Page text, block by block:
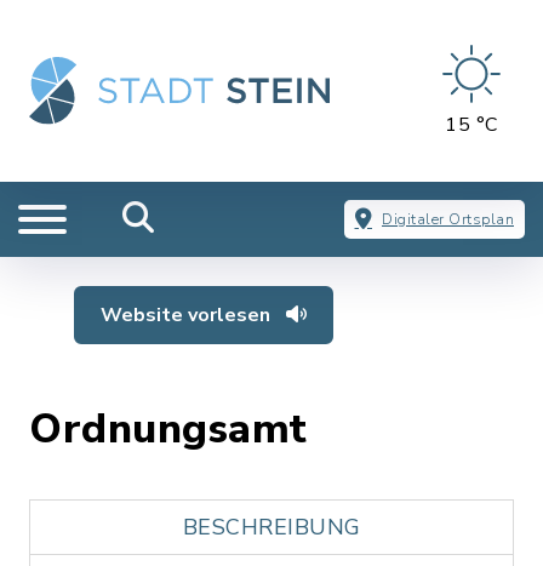
15 °C
Digitaler Ortsplan
Website vorlesen
Ordnungsamt
BESCHREIBUNG